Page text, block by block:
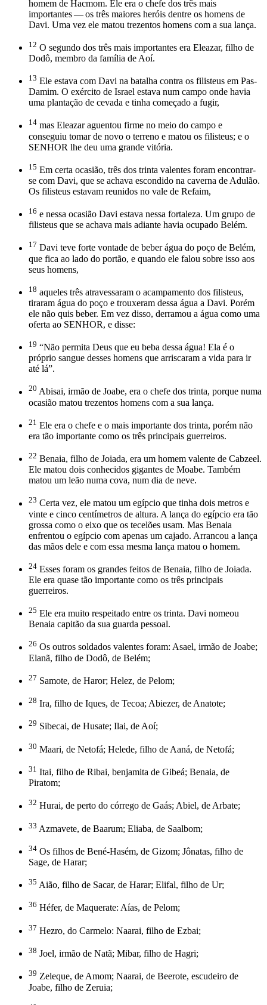
homem de Hacmom. Ele era o chefe dos três mais
importantes — os três maiores heróis dentre os homens de
Davi. Uma vez ele matou trezentos homens com a sua lança.
12 O segundo dos três mais importantes era Eleazar, filho de
Dodô, membro da família de Aoí.
13 Ele estava com Davi na batalha contra os filisteus em Pas-
Damim. O exército de Israel estava num campo onde havia
uma plantação de cevada e tinha começado a fugir,
14 mas Eleazar aguentou firme no meio do campo e
conseguiu tomar de novo o terreno e matou os filisteus; e o
SENHOR lhe deu uma grande vitória.
15 Em certa ocasião, três dos trinta valentes foram encontrar-
se com Davi, que se achava escondido na caverna de Adulão.
Os filisteus estavam reunidos no vale de Refaim,
16 e nessa ocasião Davi estava nessa fortaleza. Um grupo de
filisteus que se achava mais adiante havia ocupado Belém.
17 Davi teve forte vontade de beber água do poço de Belém,
que fica ao lado do portão, e quando ele falou sobre isso aos
seus homens,
18 aqueles três atravessaram o acampamento dos filisteus,
tiraram água do poço e trouxeram dessa água a Davi. Porém
ele não quis beber. Em vez disso, derramou a água como uma
oferta ao SENHOR, e disse:
19 “Não permita Deus que eu beba dessa água! Ela é o
próprio sangue desses homens que arriscaram a vida para ir
até lá”.
20 Abisai, irmão de Joabe, era o chefe dos trinta, porque numa
ocasião matou trezentos homens com a sua lança.
21 Ele era o chefe e o mais importante dos trinta, porém não
era tão importante como os três principais guerreiros.
22 Benaia, filho de Joiada, era um homem valente de Cabzeel.
Ele matou dois conhecidos gigantes de Moabe. Também
matou um leão numa cova, num dia de neve.
23 Certa vez, ele matou um egípcio que tinha dois metros e
vinte e cinco centímetros de altura. A lança do egípcio era tão
grossa como o eixo que os tecelões usam. Mas Benaia
enfrentou o egípcio com apenas um cajado. Arrancou a lança
das mãos dele e com essa mesma lança matou o homem.
24 Esses foram os grandes feitos de Benaia, filho de Joiada.
Ele era quase tão importante como os três principais
guerreiros.
25 Ele era muito respeitado entre os trinta. Davi nomeou
Benaia capitão da sua guarda pessoal.
26 Os outros soldados valentes foram: Asael, irmão de Joabe;
Elanã, filho de Dodô, de Belém;
27 Samote, de Haror; Helez, de Pelom;
28 Ira, filho de Iques, de Tecoa; Abiezer, de Anatote;
29 Sibecai, de Husate; Ilai, de Aoí;
30 Maari, de Netofá; Helede, filho de Aaná, de Netofá;
31 Itai, filho de Ribai, benjamita de Gibeá; Benaia, de
Piratom;
32 Hurai, de perto do córrego de Gaás; Abiel, de Arbate;
33 Azmavete, de Baarum; Eliaba, de Saalbom;
34 Os filhos de Bené-Hasém, de Gizom; Jônatas, filho de
Sage, de Harar;
35 Aião, filho de Sacar, de Harar; Elifal, filho de Ur;
36 Héfer, de Maquerate: Aías, de Pelom;
37 Hezro, do Carmelo: Naarai, filho de Ezbai;
38 Joel, irmão de Natã; Mibar, filho de Hagri;
39 Zeleque, de Amom; Naarai, de Beerote, escudeiro de
Joabe, filho de Zeruia;